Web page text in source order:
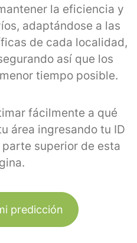
la eficiencia y
adaptándose a las
de cada localidad,
así que los
tiempo posible.
fácilmente a qué
área ingresando tu ID
superior de esta
predicción